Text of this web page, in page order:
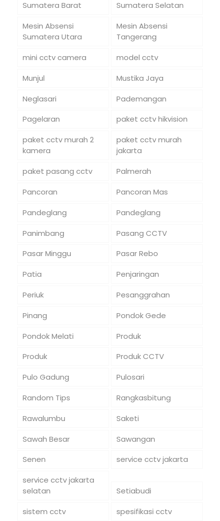
Sumatera Barat
Sumatera Selatan
Mesin Absensi
Sumatera Utara
Mesin Absensi
Tangerang
mini cctv camera
model cctv
Munjul
Mustika Jaya
Neglasari
Pademangan
Pagelaran
paket cctv hikvision
paket cctv murah 2
kamera
paket cctv murah
jakarta
paket pasang cctv
Palmerah
Pancoran
Pancoran Mas
Pandeglang
Pandeglang
Panimbang
Pasang CCTV
Pasar Minggu
Pasar Rebo
Patia
Penjaringan
Periuk
Pesanggrahan
Pinang
Pondok Gede
Pondok Melati
Produk
Produk
Produk CCTV
Pulo Gadung
Pulosari
Random Tips
Rangkasbitung
Rawalumbu
Saketi
Sawah Besar
Sawangan
Senen
service cctv jakarta
service cctv jakarta
selatan
Setiabudi
sistem cctv
spesifikasi cctv